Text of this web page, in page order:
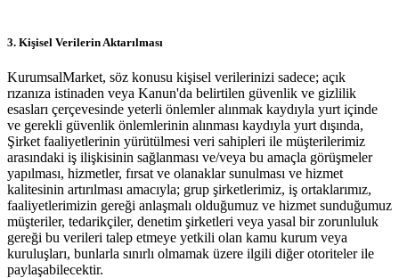
3. Kişisel Verilerin Aktarılması
KurumsalMarket, söz konusu kişisel verilerinizi sadece; açık
rızanıza istinaden veya Kanun'da belirtilen güvenlik ve gizlilik
esasları çerçevesinde yeterli önlemler alınmak kaydıyla yurt içinde
ve gerekli güvenlik önlemlerinin alınması kaydıyla yurt dışında,
Şirket faaliyetlerinin yürütülmesi veri sahipleri ile müşterilerimiz
arasındaki iş ilişkisinin sağlanması ve/veya bu amaçla görüşmeler
yapılması, hizmetler, fırsat ve olanaklar sunulması ve hizmet
kalitesinin artırılması amacıyla; grup şirketlerimiz, iş ortaklarımız,
faaliyetlerimizin gereği anlaşmalı olduğumuz ve hizmet sunduğumuz
müşteriler, tedarikçiler, denetim şirketleri veya yasal bir zorunluluk
gereği bu verileri talep etmeye yetkili olan kamu kurum veya
kuruluşları, bunlarla sınırlı olmamak üzere ilgili diğer otoriteler ile
paylaşabilecektir.